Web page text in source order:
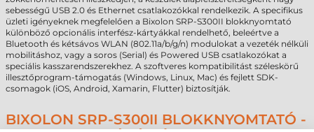
sebességű USB 2.0 és Ethernet csatlakozókkal rendelkezik. A specifikus
üzleti igényeknek megfelelően a Bixolon SRP-S300II blokknyomtató
különböző opcionális interfész-kártyákkal rendelhető, beleértve a
Bluetooth és kétsávos WLAN (802.11a/b/g/n) modulokat a vezeték nélküli
mobilitáshoz, vagy a soros (Serial) és Powered USB csatlakozókat a
speciális kasszarendszerekhez. A szoftveres kompatibilitást széleskörű
illesztőprogram-támogatás (Windows, Linux, Mac) és fejlett SDK-
csomagok (iOS, Android, Xamarin, Flutter) biztosítják.
BIXOLON SRP-S300II BLOKKNYOMTATÓ -